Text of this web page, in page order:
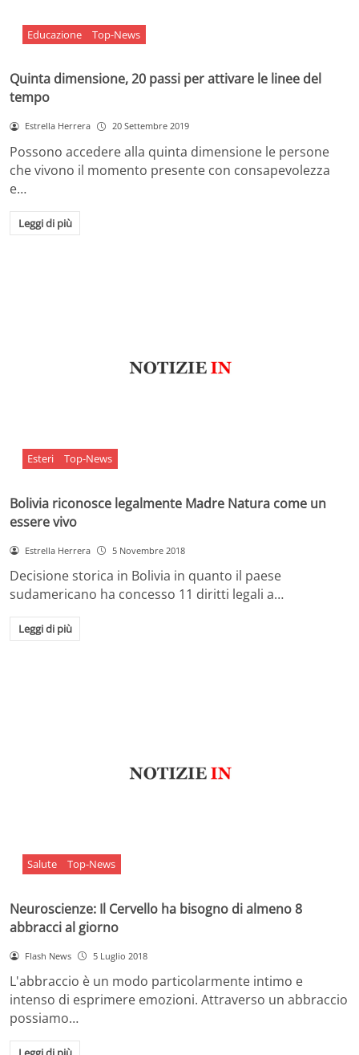
Educazione Top-News
Quinta dimensione, 20 passi per attivare le linee del
tempo
Estrella Herrera 20 Settembre 2019
Possono accedere alla quinta dimensione le persone
che vivono il momento presente con consapevolezza
e…
Leggi di più
Esteri Top-News
Bolivia riconosce legalmente Madre Natura come un
essere vivo
Estrella Herrera 5 Novembre 2018
Decisione storica in Bolivia in quanto il paese
sudamericano ha concesso 11 diritti legali a…
Leggi di più
Salute Top-News
Neuroscienze: Il Cervello ha bisogno di almeno 8
abbracci al giorno
Flash News 5 Luglio 2018
L'abbraccio è un modo particolarmente intimo e
intenso di esprimere emozioni. Attraverso un abbraccio
possiamo…